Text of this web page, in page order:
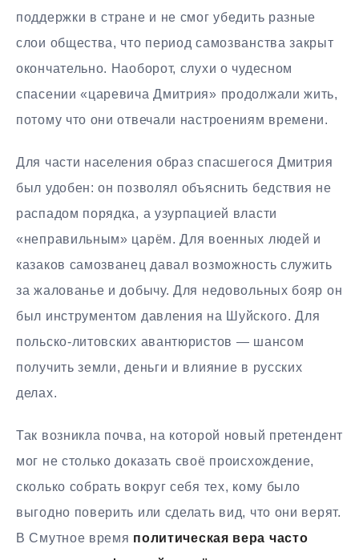
поддержки в стране и не смог убедить разные
слои общества, что период самозванства закрыт
окончательно. Наоборот, слухи о чудесном
спасении «царевича Дмитрия» продолжали жить,
потому что они отвечали настроениям времени.
Для части населения образ спасшегося Дмитрия
был удобен: он позволял объяснить бедствия не
распадом порядка, а узурпацией власти
«неправильным» царём. Для военных людей и
казаков самозванец давал возможность служить
за жалованье и добычу. Для недовольных бояр он
был инструментом давления на Шуйского. Для
польско-литовских авантюристов — шансом
получить земли, деньги и влияние в русских
делах.
Так возникла почва, на которой новый претендент
мог не столько доказать своё происхождение,
сколько собрать вокруг себя тех, кому было
выгодно поверить или сделать вид, что они верят.
В Смутное время политическая вера часто